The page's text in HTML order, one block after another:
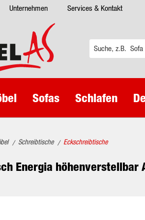
Unternehmen Services & Kontakt
Sofas Schlafen
/ Schreibtische / Eckschreibtische
Energia höhenverstellbar